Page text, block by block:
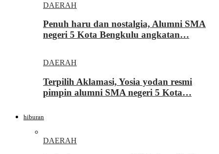
DAERAH
Penuh haru dan nostalgia, Alumni SMA
negeri 5 Kota Bengkulu angkatan…
DAERAH
Terpilih Aklamasi, Yosia yodan resmi
pimpin alumni SMA negeri 5 Kota…
hiburan
DAERAH